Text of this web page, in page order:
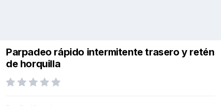
Parpadeo rápido intermitente trasero y retén
de horquilla